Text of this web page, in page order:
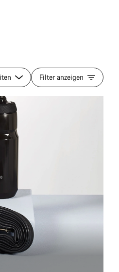
Filter anzeigen